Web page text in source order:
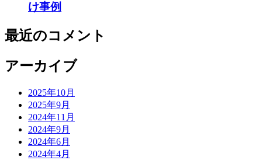
け事例
最近のコメント
アーカイブ
2025年10月
2025年9月
2024年11月
2024年9月
2024年6月
2024年4月